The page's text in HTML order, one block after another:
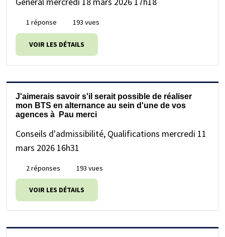
1 réponse 193 vues
VOIR LES DÉTAILS
J'aimerais savoir s'il serait possible de réaliser
mon BTS en alternance au sein d'une de vos
agences à Pau merci
Conseils d'admissibilité, Qualifications mercredi 11
mars 2026 16h31
2 réponses 193 vues
VOIR LES DÉTAILS